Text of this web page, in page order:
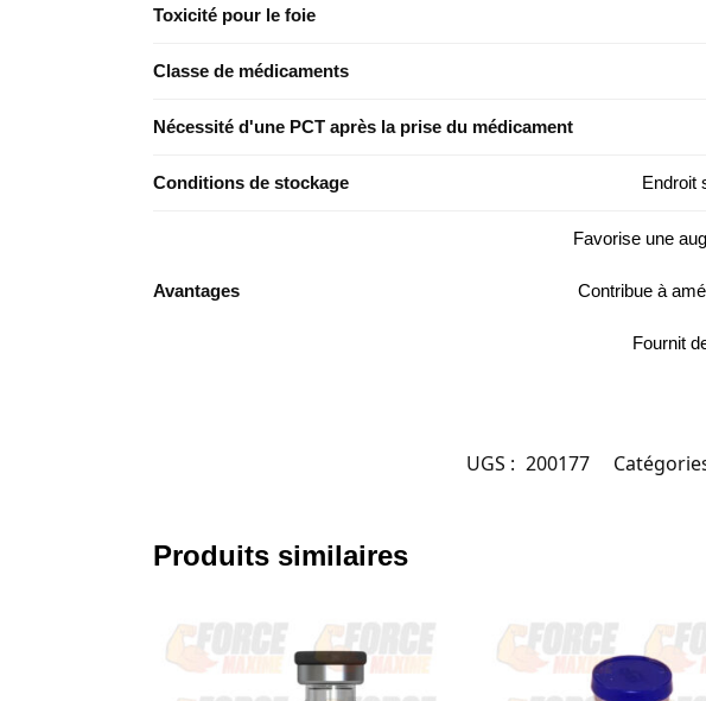
Toxicité pour le foie
Classe de médicaments
Nécessité d'une PCT après la prise du médicament
Conditions de stockage Endroit
Avantages
Favorise une
Contribue à
Fournit
UGS : 200177
Produits similaires